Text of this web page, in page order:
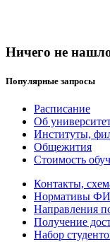
Ничего не
Популярные запросы
Расписание
Об
Институты,
Общежития
Стоимость
Контакты,
Нормативы
Направления
Получение
Набор